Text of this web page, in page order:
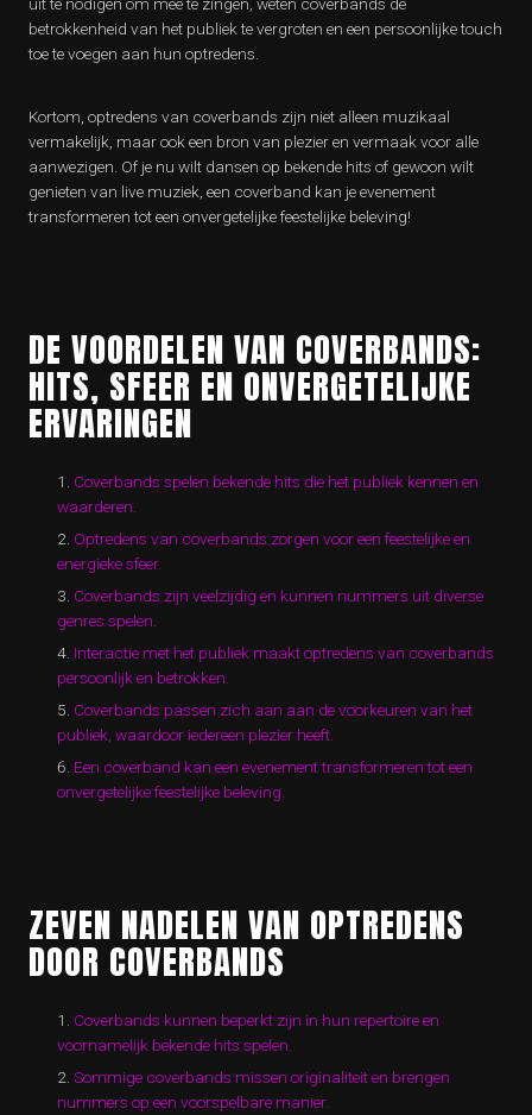
betrokkenheid van het publiek te vergroten en een persoonlijke touch
toe te voegen aan hun optredens.
Kortom, optredens van coverbands zijn niet alleen muzikaal
vermakelijk, maar ook een bron van plezier en vermaak voor alle
aanwezigen. Of je nu wilt dansen op bekende hits of gewoon wilt
genieten van live muziek, een coverband kan je evenement
transformeren tot een onvergetelijke feestelijke beleving!
DE VOORDELEN VAN COVERBANDS:
HITS, SFEER EN ONVERGETELIJKE
ERVARINGEN
Coverbands spelen bekende hits die het publiek kennen en
waarderen.
Optredens van coverbands zorgen voor een feestelijke en
energieke sfeer.
Coverbands zijn veelzijdig en kunnen nummers uit diverse
genres spelen.
Interactie met het publiek maakt optredens van coverbands
persoonlijk en betrokken.
Coverbands passen zich aan aan de voorkeuren van het
publiek, waardoor iedereen plezier heeft.
Een coverband kan een evenement transformeren tot een
onvergetelijke feestelijke beleving.
ZEVEN NADELEN VAN OPTREDENS
DOOR COVERBANDS
Coverbands kunnen beperkt zijn in hun repertoire en
voornamelijk bekende hits spelen.
Sommige coverbands missen originaliteit en brengen
nummers op een voorspelbare manier.